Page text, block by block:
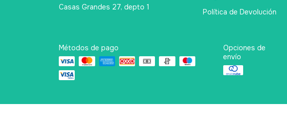
Casas Grandes 27, depto 1
Política de Devolución
Métodos de pago
Opciones de
envío